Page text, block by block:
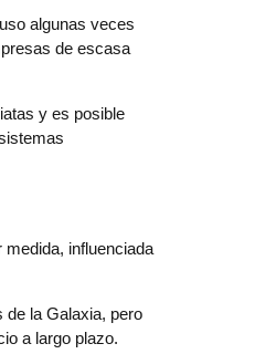
algunas veces
de escasa
y es posible
influenciada
de la Galaxia, pero
a largo plazo.